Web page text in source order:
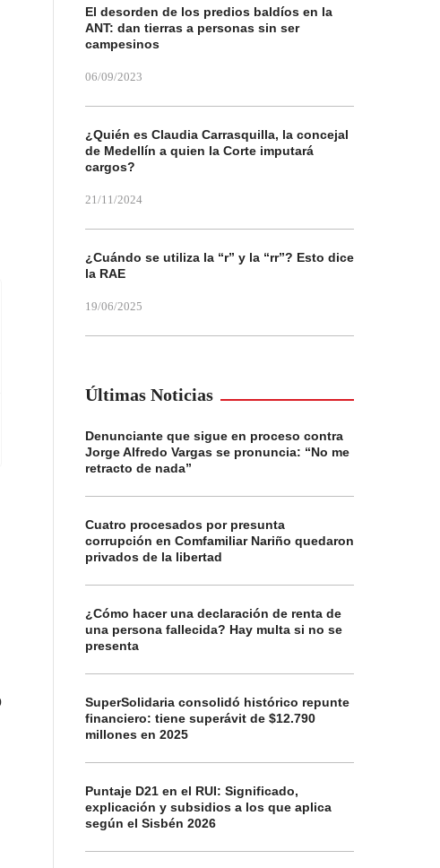
El desorden de los predios baldíos en la
ANT: dan tierras a personas sin ser
campesinos
06/09/2023
¿Quién es Claudia Carrasquilla, la concejal
de Medellín a quien la Corte imputará
cargos?
21/11/2024
¿Cuándo se utiliza la “r” y la “rr”? Esto dice
la RAE
19/06/2025
Últimas Noticias
Denunciante que sigue en proceso contra
Jorge Alfredo Vargas se pronuncia: “No me
retracto de nada”
Cuatro procesados por presunta
corrupción en Comfamiliar Nariño quedaron
privados de la libertad
¿Cómo hacer una declaración de renta de
una persona fallecida? Hay multa si no se
presenta
SuperSolidaria consolidó histórico repunte
financiero: tiene superávit de $12.790
millones en 2025
Puntaje D21 en el RUI: Significado,
explicación y subsidios a los que aplica
según el Sisbén 2026